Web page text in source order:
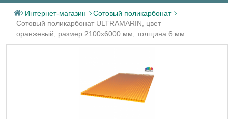
Интернет-магазин
Сотовый поликарбонат
Сотовый поликарбонат ULTRAMARIN, цвет
оранжевый, размер 2100x6000 мм, толщина 6 мм